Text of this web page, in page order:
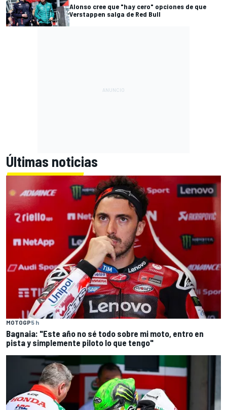
Alonso cree que "hay cero" opciones de que
Verstappen salga de Red Bull
Últimas noticias
MOTOGP5 h
Bagnaia: "Este año no sé todo sobre mi moto, entro en
pista y simplemente piloto lo que tengo"